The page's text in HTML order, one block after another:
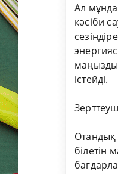
Ал
кәсіби
істейді.
Отандық
білетін